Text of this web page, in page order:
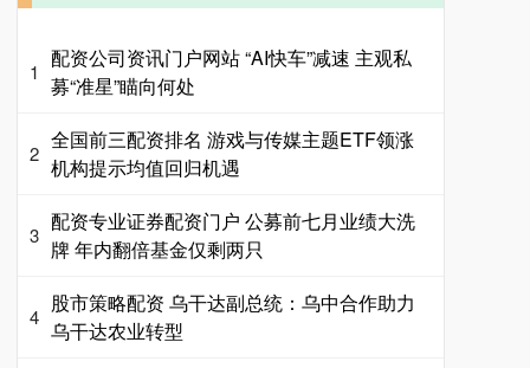
1
配资公司资讯门户网站 “AI快车”减速 主观私
募“准星”瞄向何处
2
全国前三配资排名 游戏与传媒主题ETF领涨
机构提示均值回归机遇
3
配资专业证券配资门户 公募前七月业绩大洗
牌 年内翻倍基金仅剩两只
4
股市策略配资 乌干达副总统：乌中合作助力
乌干达农业转型